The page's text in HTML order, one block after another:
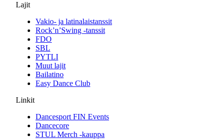
Lajit
Vakio- ja latinalaistanssit
Rock’n’Swing -tanssit
FDO
SBL
PYTLI
Muut lajit
Bailatino
Easy Dance Club
Linkit
Dancesport FIN Events
Dancecore
STUL Merch -kauppa